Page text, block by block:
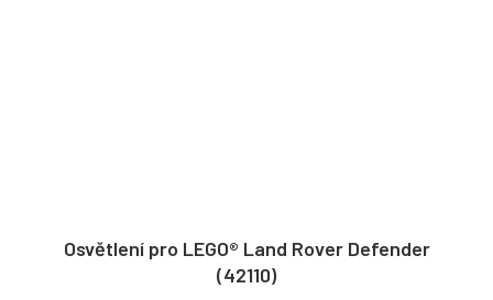
Osvětlení pro LEGO® Land Rover Defender
(42110)